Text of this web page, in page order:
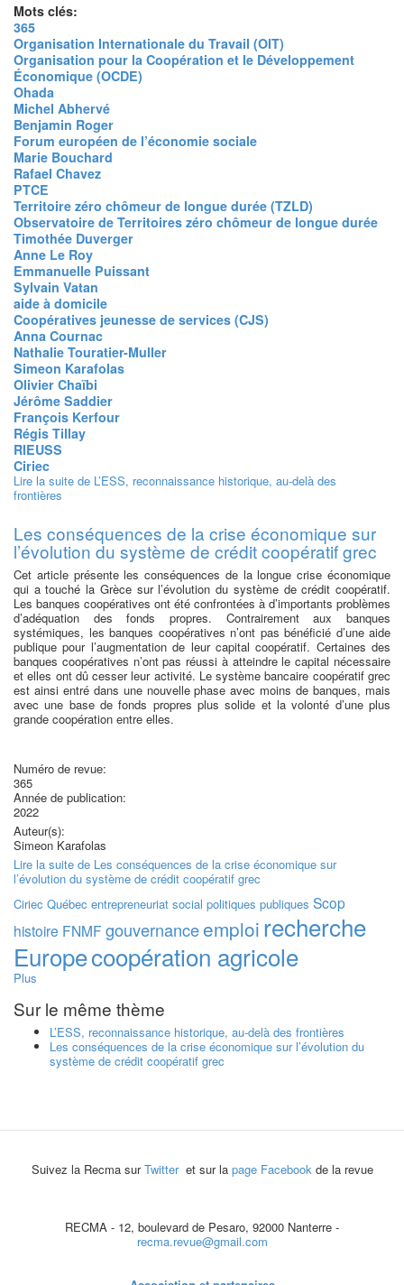
Mots clés:
365
Organisation Internationale du Travail (OIT)
Organisation pour la Coopération et le Développement
Économique (OCDE)
Ohada
Michel Abhervé
Benjamin Roger
Forum européen de l’économie sociale
Marie Bouchard
Rafael Chavez
PTCE
Territoire zéro chômeur de longue durée (TZLD)
Observatoire de Territoires zéro chômeur de longue durée
Timothée Duverger
Anne Le Roy
Emmanuelle Puissant
Sylvain Vatan
aide à domicile
Coopératives jeunesse de services (CJS)
Anna Cournac
Nathalie Touratier-Muller
Simeon Karafolas
Olivier Chaïbi
Jérôme Saddier
François Kerfour
Régis Tillay
RIEUSS
Ciriec
Lire la suite de L’ESS, reconnaissance historique, au-delà des
frontières
Les conséquences de la crise économique sur
l’évolution du système de crédit coopératif grec
Cet article présente les conséquences de la longue crise économique
qui a touché la Grèce sur l’évolution du système de crédit coopératif.
Les banques coopératives ont été confrontées à d’importants problèmes
d’adéquation des fonds propres. Contrairement aux banques
systémiques, les banques coopératives n’ont pas bénéficié d’une aide
publique pour l’augmentation de leur capital coopératif. Certaines des
banques coopératives n’ont pas réussi à atteindre le capital nécessaire
et elles ont dû cesser leur activité. Le système bancaire coopératif grec
est ainsi entré dans une nouvelle phase avec moins de banques, mais
avec une base de fonds propres plus solide et la volonté d’une plus
grande coopération entre elles.
Numéro de revue:
365
Année de publication:
2022
Auteur(s):
Simeon Karafolas
Lire la suite de Les conséquences de la crise économique sur
l’évolution du système de crédit coopératif grec
Ciriec Québec entrepreneuriat social politiques publiques Scop
histoire FNMF gouvernanceemploi recherche
Europecoopération agricole
Plus
Sur le même thème
L’ESS, reconnaissance historique, au-delà des frontières
Les conséquences de la crise économique sur l’évolution du
système de crédit coopératif grec
Suivez la Recma surTwitter et sur la page Facebook de la revue
RECMA - 12, boulevard de Pesaro, 92000 Nanterre -
recma.revue@gmail.com